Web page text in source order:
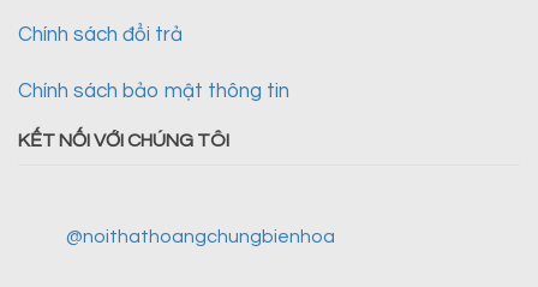
Chính sách đổi trả
Chính sách bảo mật thông tin
KẾT NỐI VỚI CHÚNG TÔI
@noithathoangchungbienhoa